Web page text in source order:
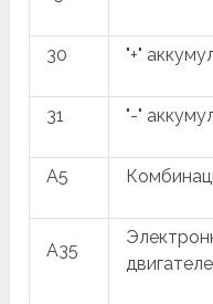
30 "+"
31 "-"
A5
A35